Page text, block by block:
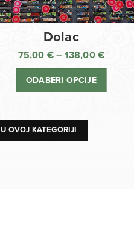
Dolac
75,00 € – 138,00 €
cijena:
ODABERI OPCIJE
OVOJ KATEGORIJI